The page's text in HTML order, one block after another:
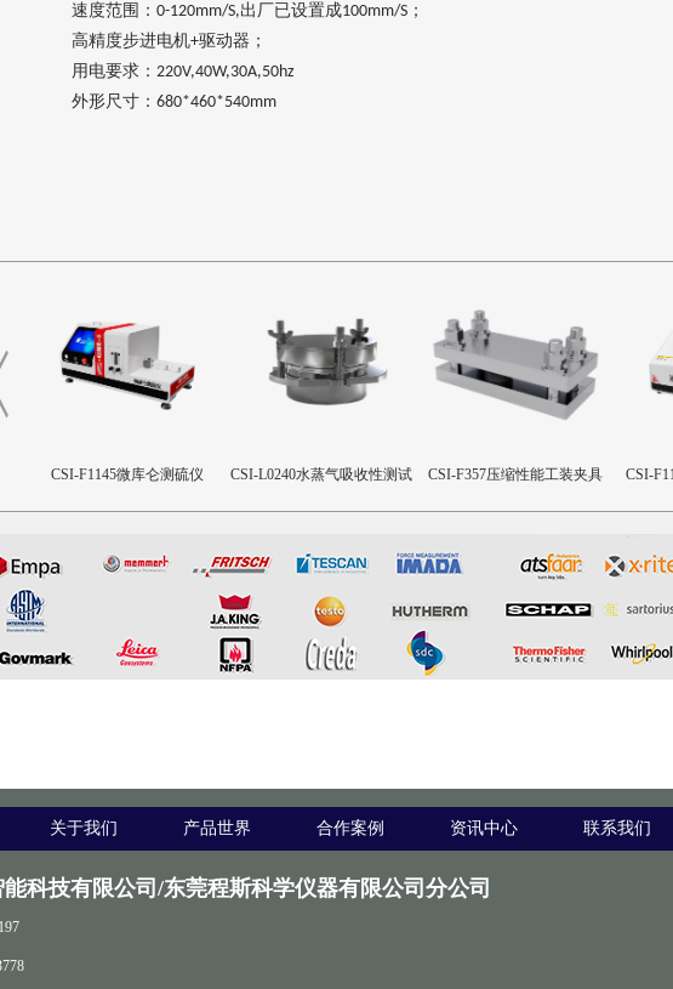
速度范围： 0-120mm/S,出厂已设置成100mm/S ；
高精度步进电机+驱动器；
用电要求： 220V,40W,30A,50hz
外形尺寸： 680*460*540mm
CSI-F1145微库仑测硫仪
CSI-L0240水蒸气吸收性测试
CSI-F357压缩性能工装夹具 CSI-
关于我们 产品世界 合作案例 资讯中心 联系我们
科技有限公司/东莞程斯科学仪器有限公司分公司